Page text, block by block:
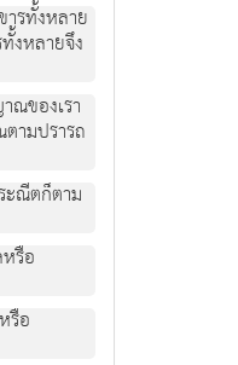
ารทั้งหลาย
งหลายจึง
ณของเรา
ตามปรารถ
ะณีตก็ตาม
รือ
รือ